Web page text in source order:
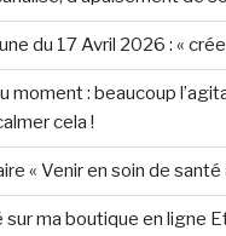
du 17 Avril 2026 : «
moment : beaucoup
cela !
« Venir en soin de
ma boutique en ligne